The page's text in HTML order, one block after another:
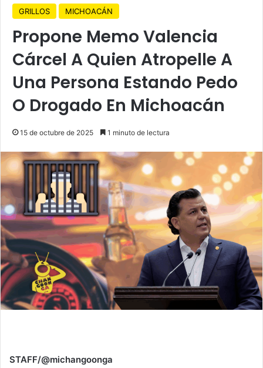
GRILLOS MICHOACÁN
Propone Memo Valencia
Cárcel A Quien Atropelle A
Una Persona Estando Pedo
O Drogado En Michoacán
15 de octubre de 2025 1 minuto de lectura
STAFF/@michangoonga